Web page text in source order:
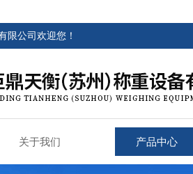
限公司欢迎您！
关于我们 产品中心